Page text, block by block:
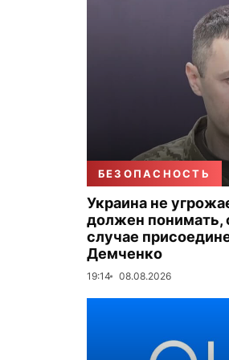
БЕЗОПАСНОСТЬ
Украина не
должен понимать,
случае
Демченко
19:14 08.08.2026